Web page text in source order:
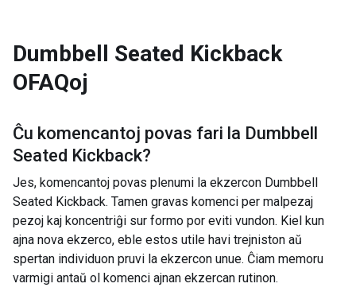
Dumbbell Seated Kickback
OFAQoj
Ĉu komencantoj povas fari la Dumbbell
Seated Kickback?
Jes, komencantoj povas plenumi la ekzercon Dumbbell
Seated Kickback. Tamen gravas komenci per malpezaj
pezoj kaj koncentriĝi sur formo por eviti vundon. Kiel kun
ajna nova ekzerco, eble estos utile havi trejniston aŭ
spertan individuon pruvi la ekzercon unue. Ĉiam memoru
varmigi antaŭ ol komenci ajnan ekzercan rutinon.